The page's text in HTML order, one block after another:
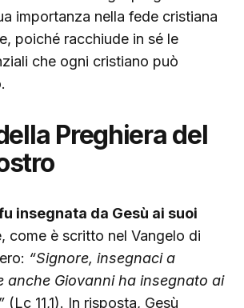
importanza nella fede cristiana
poiché racchiude in sé le
che ogni cristiano può
Preghiera del
insegnata da Gesù ai suoi
come è scritto nel Vangelo di
“Signore, insegnaci a
anche Giovanni ha insegnato ai
(Lc 11,1). In risposta, Gesù